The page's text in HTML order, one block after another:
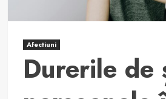
Afectiuni
Durerile de